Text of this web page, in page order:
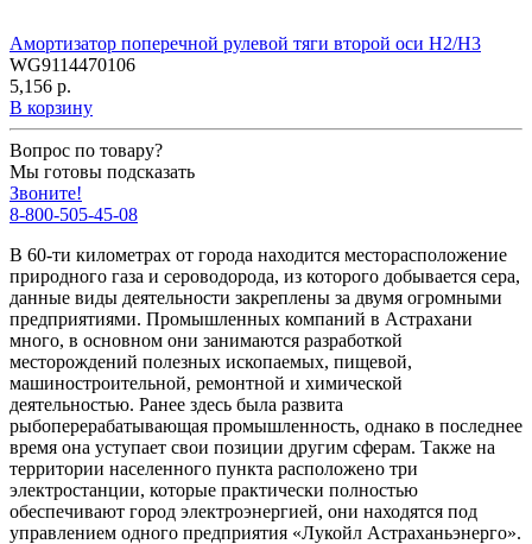
Амортизатор поперечной рулевой тяги второй оси H2/H3
WG9114470106
5,156 р.
В корзину
Вопрос по товару?
Мы готовы подсказать
Звоните!
8-800-505-45-08
В 60-ти километрах от города находится месторасположение
природного газа и сероводорода, из которого добывается сера,
данные виды деятельности закреплены за двумя огромными
предприятиями. Промышленных компаний в Астрахани
много, в основном они занимаются разработкой
месторождений полезных ископаемых, пищевой,
машиностроительной, ремонтной и химической
деятельностью. Ранее здесь была развита
рыбоперерабатывающая промышленность, однако в последнее
время она уступает свои позиции другим сферам. Также на
территории населенного пункта расположено три
электростанции, которые практически полностью
обеспечивают город электроэнергией, они находятся под
управлением одного предприятия «Лукойл Астраханьэнерго».